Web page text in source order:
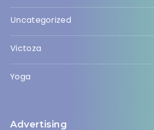
Uncategorized
Victoza
Yoga
Advertising